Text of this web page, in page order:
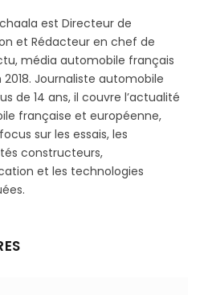
est Directeur de
et Rédacteur en chef de
média automobile français
Journaliste automobile
de 14 ans, il couvre l’actualité
française et européenne,
sur les essais, les
constructeurs,
et les technologies